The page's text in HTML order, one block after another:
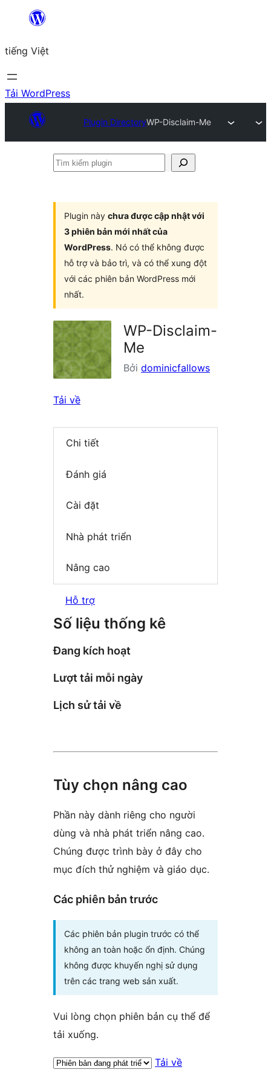
Chuyển
phần
nội
dung
tiếng Việt
Tải WordPress
Plugin DirectoryWP-Disclaim-Me
Tìm
Plugin này chưa được cập nhật với
3 phiên bản mới nhất của
WordPress. Nó có thể không được
hỗ trợ và bảo trì, và có thể xung đột
với các phiên bản WordPress mới
nhất.
WP-Disclaim-
Me
Bởi dominicfallows
Tải về
Chi tiết
Đánh giá
Cài đặt
Nhà phát triển
Nâng cao
Hỗ trợ
Số liệu thống kê
Đang kích hoạt
Lượt tải mỗi ngày
Lịch sử tải về
Tùy chọn nâng cao
Phần này dành riêng cho người
dùng và nhà phát triển nâng cao.
Chúng được trình bày ở đây cho
mục đích thử nghiệm và giáo dục.
Các phiên bản trước
Các phiên bản plugin trước có thể
không an toàn hoặc ổn định. Chúng
không được khuyến nghị sử dụng
trên các trang web sản xuất.
Vui lòng chọn phiên bản cụ thể để
tải xuống.
Tải về